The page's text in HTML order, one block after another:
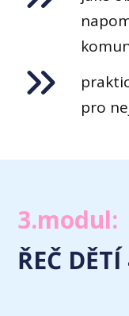
pro
3.modul:
ŘEČ